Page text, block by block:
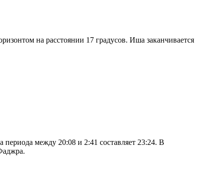
на расстоянии 17 градусов. Иша заканчивается
между 20:08 и 2:41 составляет 23:24. В